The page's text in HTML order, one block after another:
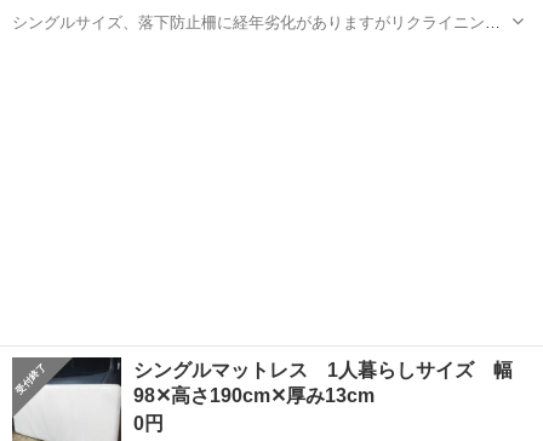
シングルサイズ、落下防止柵に経年劣化がありますがリクライニング
シングルマットレス 1人暮らしサイズ 幅
98✕高さ190cm✕厚み13cm
0円